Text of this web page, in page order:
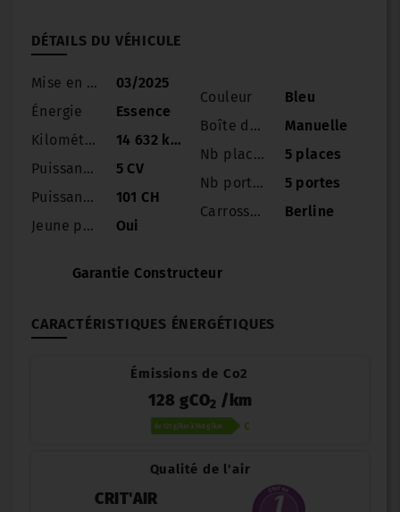
DÉTAILS DU VÉHICULE
Mise en circulation
03/2025
Énergie
Essence
Kilométrage
14 632 km
Puissance
5 CV
Puissance réelle
101 CH
Jeune permis
Oui
Couleur
Bleu
Boîte de vitesse
Manuelle
Nb places
5 places
Nb portes
5 portes
Carrosserie
Berline
Garantie Constructeur
CARACTÉRISTIQUES ÉNERGÉTIQUES
Émissions de Co2
128 gCO2 /km
Qualité de l'air
CRIT'AIR